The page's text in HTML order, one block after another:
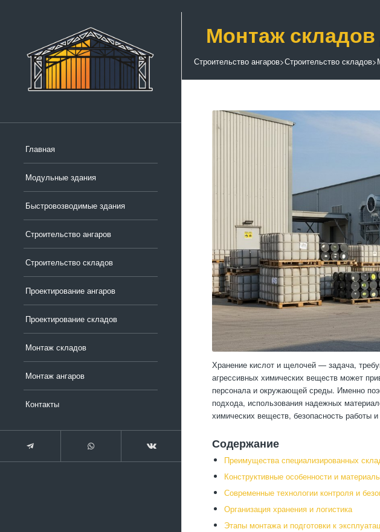
Главная
Модульные здания
Быстровозводимые здания
Строительство ангаров
Строительство складов
Проектирование ангаров
Проектирование складов
Монтаж складов
Монтаж ангаров
Контакты
Монтаж
Строительство ангаров>Строительство складов>
Хранение кислот и щелочей — задача,
агрессивных химических веществ может
персонала и окружающей среды. Именно
подхода, использования надежных
химических веществ, безопасность работы
Содержание
Преимущества специализированных
Конструктивные особенности и
Современные технологии контроля и
Организация хранения и логистика
Этапы монтажа и подготовки к